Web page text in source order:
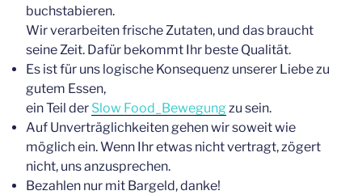
buchstabieren.
Wir verarbeiten frische Zutaten, und das braucht
seine Zeit. Dafür bekommt Ihr beste Qualität.
Es ist für uns logische Konsequenz unserer Liebe zu
gutem Essen,
ein Teil der Slow Food_Bewegung zu sein.
Auf Unverträglichkeiten gehen wir soweit wie
möglich ein. Wenn Ihr etwas nicht vertragt, zögert
nicht, uns anzusprechen.
Bezahlen nur mit Bargeld, danke!